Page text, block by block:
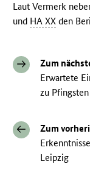
Laut Vermerk
und HA XX den
Zum
Erwartete
zu Pfingsten
Zum
Leipzig